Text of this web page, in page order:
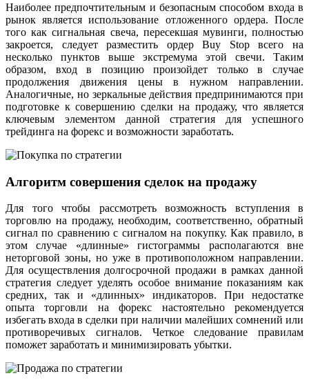
Наиболее предпочтительным и безопасным способом входа в
рынок является использование отложенного ордера. После
того как сигнальная свеча, пересекшая мувинги, полностью
закроется, следует разместить ордер Buy Stop всего на
несколько пунктов выше экстремума этой свечи. Таким
образом, вход в позицию произойдет только в случае
продолжения движения цены в нужном направлении.
Аналогичные, но зеркальные действия предпринимаются при
подготовке к совершению сделки на продажу, что является
ключевым элементом данной стратегия для успешного
трейдинга на форекс и возможности заработать.
Алгоритм совершения сделок на продажу
Для того чтобы рассмотреть возможность вступления в
торговлю на продажу, необходим, соответственно, обратный
сигнал по сравнению с сигналом на покупку. Как правило, в
этом случае «длинные» гистограммы располагаются вне
неторговой зоны, но уже в противоположном направлении.
Для осуществления долгосрочной продажи в рамках данной
стратегия следует уделять особое внимание показаниям как
средних, так и «длинных» индикаторов. При недостатке
опыта торговли на форекс настоятельно рекомендуется
избегать входа в сделки при наличии малейших сомнений или
противоречивых сигналов. Четкое следование правилам
поможет заработать и минимизировать убытки.